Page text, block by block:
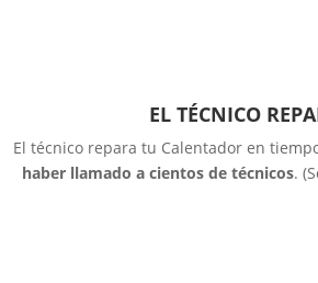
EL TÉCNICO
El técnico repara tu Calentador en
haber llamado a cientos de técnicos.